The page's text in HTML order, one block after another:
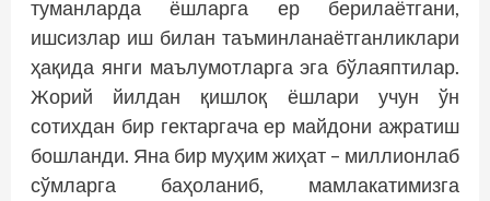
туманларда ёшларга ер берилаётгани,
ишсизлар иш билан таъминланаётганликлари
ҳақида янги маълумотларга эга бўлаяптилар.
Жорий йилдан қишлоқ ёшлари учун ўн
сотихдан бир гектаргача ер майдони ажратиш
бошланди. Яна бир муҳим жиҳат – миллионлаб
сўмларга баҳоланиб, мамлакатимизга